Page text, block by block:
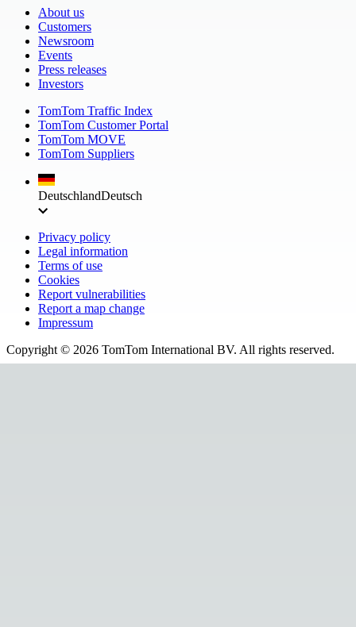
About us
Customers
Newsroom
Events
Press releases
Investors
TomTom Traffic Index
TomTom Customer Portal
TomTom MOVE
TomTom Suppliers
DeutschlandDeutsch
Privacy policy
Legal information
Terms of use
Cookies
Report vulnerabilities
Report a map change
Impressum
Copyright © 2026 TomTom International BV. All rights reserved.